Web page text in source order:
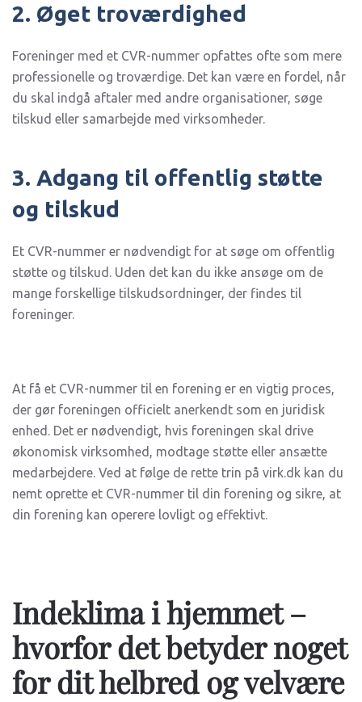
2. Øget troværdighed
Foreninger med et CVR-nummer opfattes ofte som mere
professionelle og troværdige. Det kan være en fordel, når
du skal indgå aftaler med andre organisationer, søge
tilskud eller samarbejde med virksomheder.
3. Adgang til offentlig støtte
og tilskud
Et CVR-nummer er nødvendigt for at søge om offentlig
støtte og tilskud. Uden det kan du ikke ansøge om de
mange forskellige tilskudsordninger, der findes til
foreninger.
At få et CVR-nummer til en forening er en vigtig proces,
der gør foreningen officielt anerkendt som en juridisk
enhed. Det er nødvendigt, hvis foreningen skal drive
økonomisk virksomhed, modtage støtte eller ansætte
medarbejdere. Ved at følge de rette trin på virk.dk kan du
nemt oprette et CVR-nummer til din forening og sikre, at
din forening kan operere lovligt og effektivt.
Indeklima i hjemmet –
hvorfor det betyder noget
for dit helbred og velvære